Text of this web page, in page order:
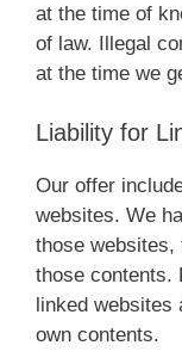
at the time of
of law. Illegal
at the time we
Liability for
Our offer
websites. We
those websites,
those contents.
linked websites
own contents.